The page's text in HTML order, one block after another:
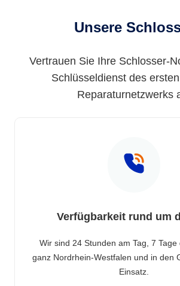
Unsere
Vertrauen Sie Ihre Schlosser-
Schlüsseldienst des
Reparaturnetzwerks
Verfügbarkeit rund um
Wir sind 24 Stunden am Tag, 7 Tage
ganz Nordrhein-Westfalen und in den
Einsatz.